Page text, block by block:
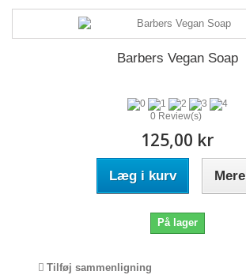
Barbers Vegan Soap
0 Review(s)
125,00 kr
Læg i kurv Mere
På lager
Tilføj sammenligning